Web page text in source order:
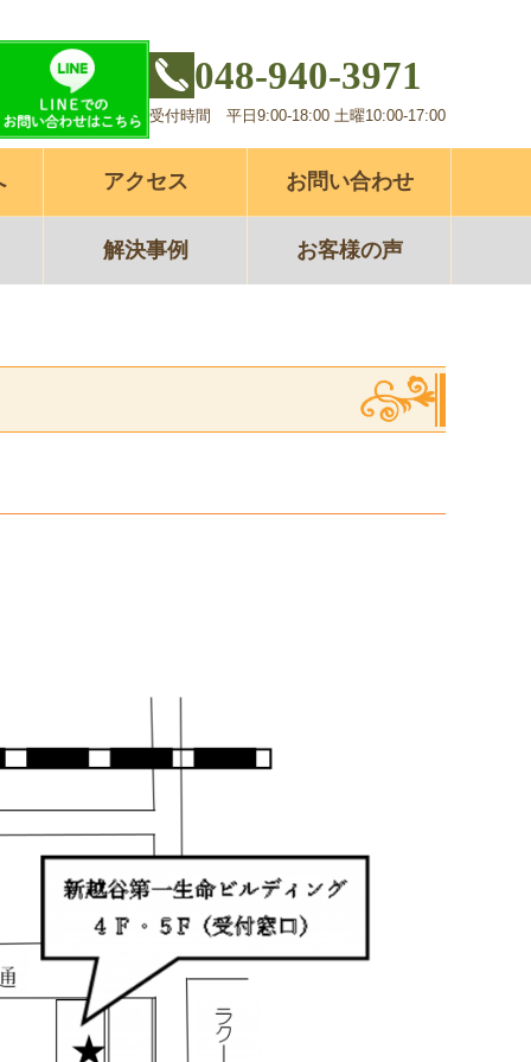
048-940-3971
受付時間 平日9:00-18:00 土曜10:00-17:00
アクセス お問い合わせ
解決事例 お客様の声